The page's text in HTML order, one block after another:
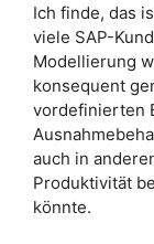
Ich finde, das
viele SAP-
Modellierung
konsequent
vordefinierten
auch in
Produktivität
könnte.